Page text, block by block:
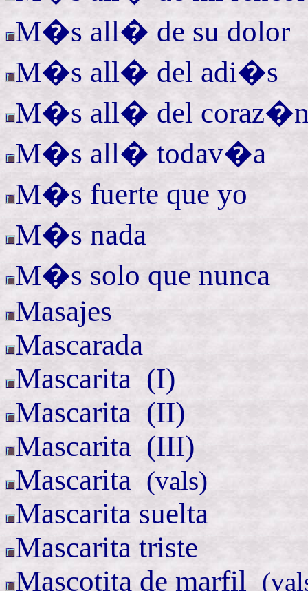
M�s all� de su dolor
M�s all� del adi�s
M�s all� del
M�s all� todav�a
M�s fuerte que yo
M�s nada
M�s solo que nunca
Masajes
Mascarada
Mascarita (I)
Mascarita (II)
Mascarita (III)
Mascarita (vals)
Mascarita suelta
Mascarita triste
Mascotita de marfil (